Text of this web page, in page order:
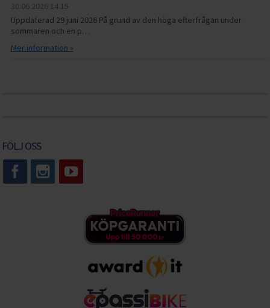
30.06.2026 14.15
Uppdaterad 29 juni 2026 På grund av den höga efterfrågan under
sommaren och en p…
Mer information »
FÖLJ OSS